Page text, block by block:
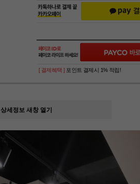
[ 결제혜택 ] 포인트 결제시 1% 적립!
상세정보 새창 열기